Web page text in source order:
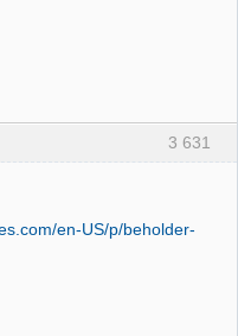
3 631
en-US/p/beholder-